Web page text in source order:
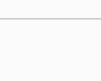
Merci
équipe pour